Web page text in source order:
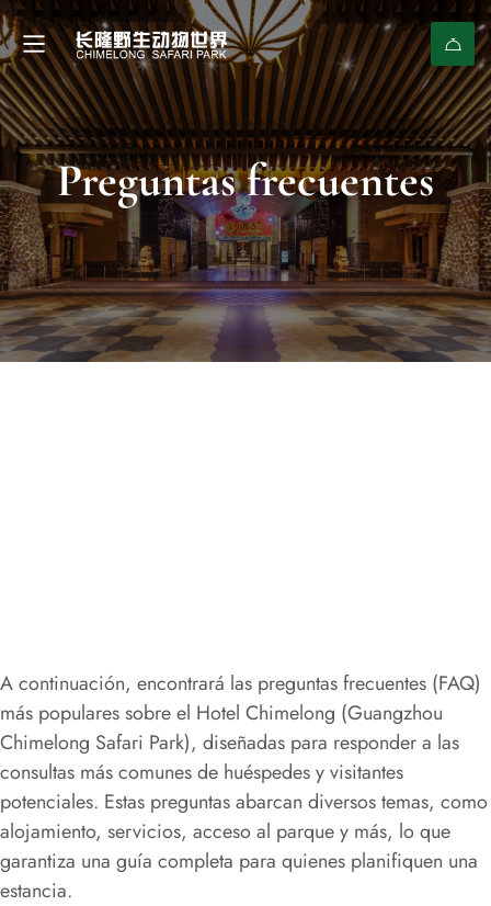
Preguntas frecuentes
A continuación, encontrará las preguntas frecuentes (FAQ)
más populares sobre el Hotel Chimelong (Guangzhou
Chimelong Safari Park), diseñadas para responder a las
consultas más comunes de huéspedes y visitantes
potenciales. Estas preguntas abarcan diversos temas, como
alojamiento, servicios, acceso al parque y más, lo que
garantiza una guía completa para quienes planifiquen una
estancia.